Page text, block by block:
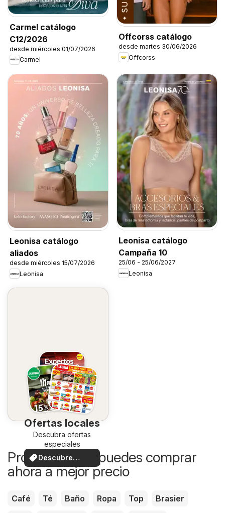
Carmel catálogo
C12/2026
desde miércoles 01/07/2026
Carmel
Offcorss catálogo
desde martes 30/06/2026
Offcorss
Leonisa catálogo
aliados
desde miércoles 15/07/2026
Leonisa
Leonisa catálogo
Campaña 10
25/06 - 25/06/2027
Leonisa
Ofertas locales
Descubra ofertas
especiales
Descubre
ofertas
Productos que puedes comprar
ahora a mejor precio
Café Té Baño Ropa Top
Brasier